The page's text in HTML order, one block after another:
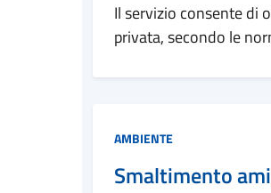
Il servizio consente di
privata, secondo le
Categoria:
AMBIENTE
Smaltimento